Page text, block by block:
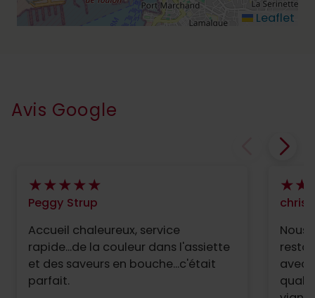
Leaflet
Avis Google
Peggy Strup
Accueil chaleureux, service
rapide...de la couleur dans l'assiette
et des saveurs en bouche...c'était
parfait.
Nous
restaurant.
avec